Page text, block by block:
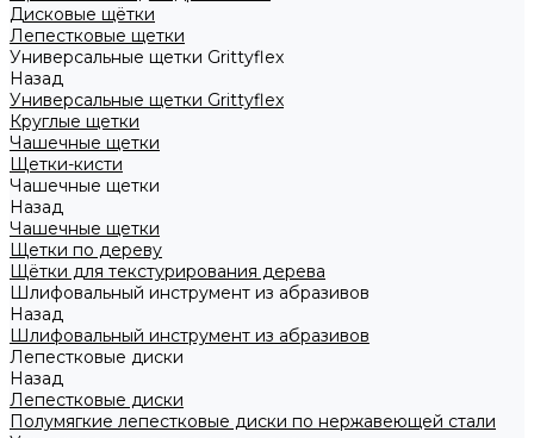
Дисковые щётки
Лепестковые щетки
Универсальные щетки Grittyflex
Назад
Универсальные щетки Grittyflex
Круглые щетки
Чашечные щетки
Щетки-кисти
Чашечные щетки
Назад
Чашечные щетки
Щетки по дереву
Щётки для текстурирования дерева
Шлифовальный инструмент из абразивов
Назад
Шлифовальный инструмент из абразивов
Лепестковые диски
Назад
Лепестковые диски
Полумягкие лепестковые диски по нержавеющей стали